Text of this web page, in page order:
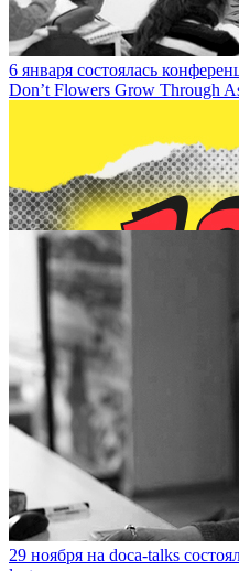
6 января состоялась
Don’t Flowers Grow Through
13 декабря на DOCA-talk
29 ноября на doca-talks